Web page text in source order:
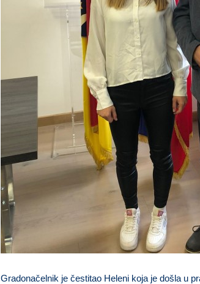
Gradonačelnik je čestitao Heleni koja je došla u